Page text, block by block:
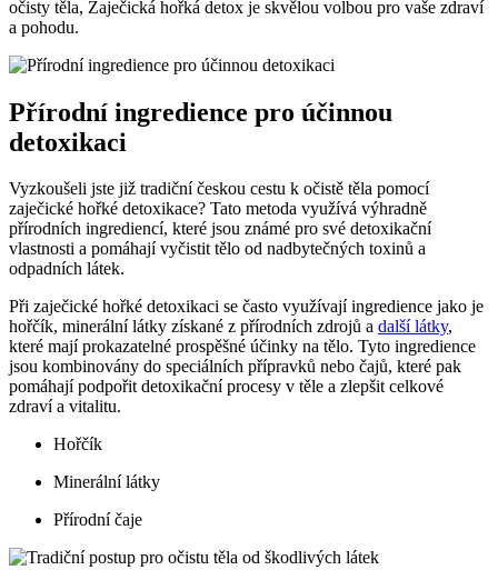
očisty těla, Zaječická hořká detox je skvělou volbou pro vaše zdraví
a pohodu.
Přírodní ingredience pro účinnou
detoxikaci
Vyzkoušeli jste‌ již ⁣tradiční českou cestu k očistě⁤ těla⁤ pomocí
zaječické hořké⁤ detoxikace? Tato‌ metoda využívá výhradně
přírodních ingrediencí, které jsou známé pro své detoxikační
vlastnosti‍ a pomáhají⁤ vyčistit tělo od nadbytečných toxinů a
odpadních⁢ látek.
Při zaječické hořké detoxikaci se často využívají‌ ingredience jako je
hořčík, minerální látky získané ‌z přírodních zdrojů a další látky,​
které mají prokazatelné prospěšné účinky na⁣ tělo. ⁢Tyto⁢ ingredience
jsou kombinovány ‍do speciálních přípravků ⁢nebo čajů, které pak
pomáhají podpořit detoxikační procesy v těle a zlepšit celkové
zdraví a vitalitu.
Hořčík
Minerální‌ látky
Přírodní čaje